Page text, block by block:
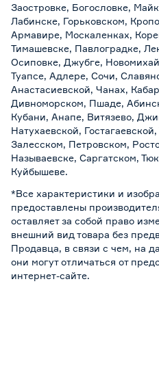
Заостровке, Богословке,
Лабинске, Горьковском,
Армавире, Москаленках,
Тимашевске, Павлоградке,
Осиповке, Джубге,
Туапсе, Адлере, Сочи,
Анастасиевской, Чанах,
Дивноморском, Пшаде,
Кубани, Анапе, Витязево,
Натухаевской,
Залесском, Петровском,
Называевске, Саргатском,
Куйбышеве.
*Все характеристики и
предоставлены
оставляет за собой право
внешний вид товара без
Продавца, в связи с чем, на
они могут отличаться от
интернет-сайте.